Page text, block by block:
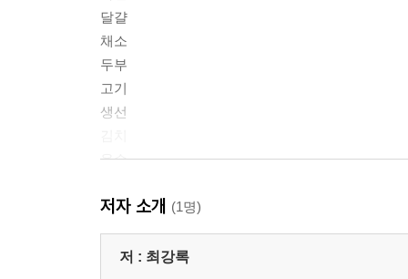
달걀
채소
두부
고기
생선
육수
소금과 설탕
간장과 된장
식초와 미림
저자 소개 (1명)
저 : 최강록